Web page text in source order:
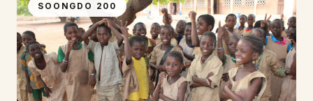
SOONGDO 200